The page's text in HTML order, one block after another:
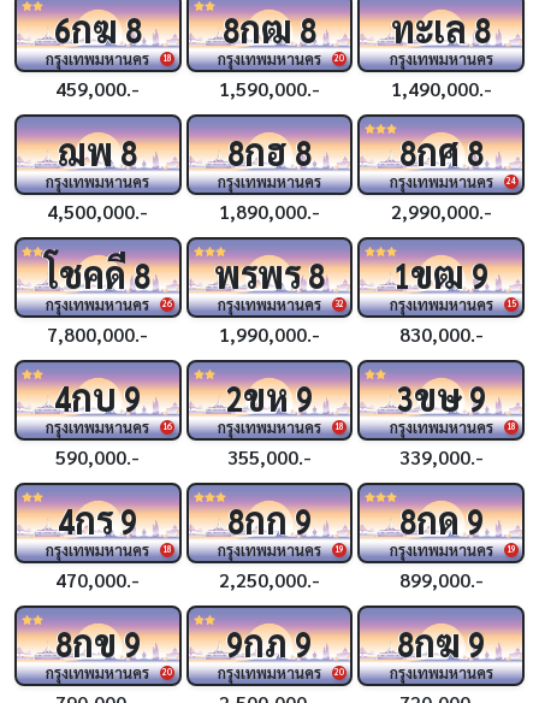
18
6กฆ8
กรุงเทพมหานคร
459,000.-
20
8กฒ8
กรุงเทพมหานคร
1,590,000.-
ทะเล8
กรุงเทพมหานคร
1,490,000.-
ฌพ8
กรุงเทพมหานคร
4,500,000.-
8กฮ8
กรุงเทพมหานคร
1,890,000.-
24
8กศ8
กรุงเทพมหานคร
2,990,000.-
26
โชคดี8
กรุงเทพมหานคร
7,800,000.-
32
พรพร8
กรุงเทพมหานคร
1,990,000.-
15
1ขฒ9
กรุงเทพมหานคร
830,000.-
16
4กบ9
กรุงเทพมหานคร
590,000.-
18
2ขห9
กรุงเทพมหานคร
355,000.-
18
3ขษ9
กรุงเทพมหานคร
339,000.-
18
4กร9
กรุงเทพมหานคร
470,000.-
19
8กก9
กรุงเทพมหานคร
2,250,000.-
19
8กด9
กรุงเทพมหานคร
899,000.-
20
8กข9
กรุงเทพมหานคร 20
9กภ9
กรุงเทพมหานคร
8กฆ9
กรุงเทพมหานคร